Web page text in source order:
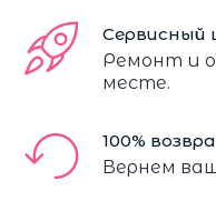
Сервисный
Ремонт и
месте.
100%
Вернем